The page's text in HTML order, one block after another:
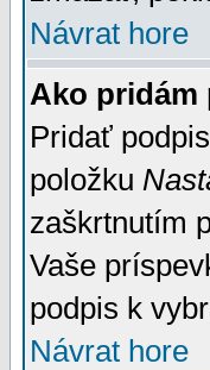
Návrat hore
Ako pridám
Pridať
položku
zaškrtnutím
Vaše
podpis k
Návrat hore